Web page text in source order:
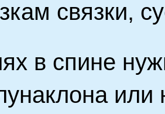
связки,
в спине